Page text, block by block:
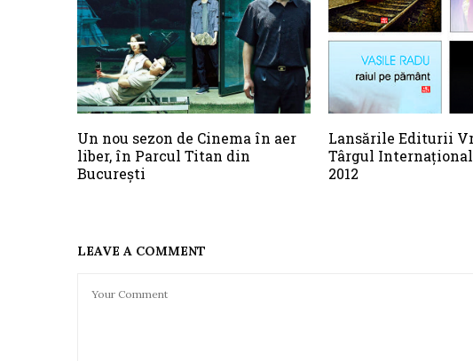
Un nou sezon de Cinema în aer
liber, în Parcul Titan din
București
Lansările Editurii
Târgul Internaţional
2012
LEAVE A COMMENT